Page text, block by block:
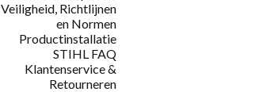
Veiligheid, Richtlijnen
en Normen
Productinstallatie
STIHL FAQ
Klantenservice &
Retourneren